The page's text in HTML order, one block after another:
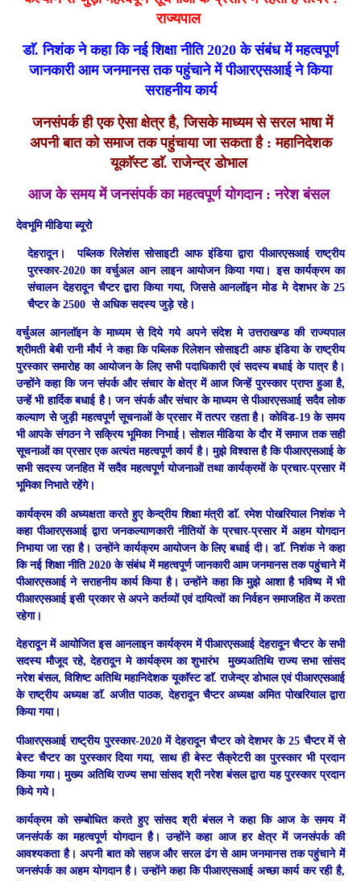
राज्यपाल
डाॅ. निशंक ने कहा कि नई शिक्षा नीति 2020 के संबंध में महत्वपूर्ण
जानकारी आम जनमानस तक पहुंचाने में पीआरएसआई ने किया
सराहनीय कार्य
जनसंपर्क ही एक ऐसा क्षेत्र है, जिसके माध्यम से सरल भाषा में
अपनी बात को समाज तक पहुंचाया जा सकता है : महानिदेशक
यूकाॅस्ट डाॅ. राजेन्द्र डोभाल
आज के समय में जनसंपर्क का महत्वपूर्ण योगदान : नरेश बंसल
देवभूमि मीडिया ब्यूरो
देहरादून।पब्लिक रिलेशंस सोसाइटी आफ इंडिया द्वारा पीआरएसआई राष्ट्रीय
पुरस्कार-2020 का वर्चुअल आन लाइन आयोजन किया गया। इस कार्यक्रम का
संचालन देहरादून चैप्टर द्वारा किया गया, जिससे आनलाॅइन मोड मे देशभर के 25
चैप्टर के 2500 से अधिक सदस्य जुड़े रहे।
वर्चुअल आनलाॅइन के माध्यम से दिये गये अपने संदेश मे उत्तराखण्ड की राज्यपाल
श्रीमती बेबी रानी मौर्य ने कहा कि पब्लिक रिलेशन सोसाइटी आफ इंडिया के राष्ट्रीय
पुरस्कार समारोह का आयोजन के लिए सभी पदाधिकारी एवं सदस्य बधाई के पात्र है।
उन्होंने कहा कि जन संपर्क और संचार के क्षेत्र में आज जिन्हें पुरस्कार प्राप्त हुआ है,
उन्हें भी हार्दिक बधाई है। जन संपर्क और संचार के माध्यम से पीआरएसआई सदैव लोक
कल्याण सेे जुड़ी महत्वपूर्ण सूचनाओं के प्रसार में तत्पर रहता है। कोविड-19 के समय
भी आपके संगठन ने सक्रिय भूमिका निभाई। सोशल मीडिया के दौर में समाज तक सही
सूचनाओं का प्रसार एक अत्यंत महत्वपूर्ण कार्य है। मुझे विश्वास है कि पीआरएसआई के
सभी सदस्य जनहित में सदैव महत्वपूर्ण योजनाओं तथा कार्यक्रमों के प्रचार-प्रसार में
भूमिका निभाते रहेंगे।
कार्यक्रम की अध्यक्षता करते हुए केन्द्रीय शिक्षा मंत्री डाॅ. रमेश पोखरियाल निशंक ने
कहा पीआरएसआई द्वारा जनकल्याणकारी नीतियों के प्रचार-प्रसार में अहम योगदान
निभाया जा रहा है। उन्होंने कार्यक्रम आयोजन के लिए बधाई दी। डाॅ. निशंक ने कहा
कि नई शिक्षा नीति 2020 के संबंध में महत्वपूर्ण जानकारी आम जनमानस तक पहुंचाने में
पीआरएसआई ने सराहनीय कार्य किया है। उन्होंने कहा कि मुझे आशा है भविष्य में भी
पीआरएसआई इसी प्रकार से अपने कर्तव्यों एवं दायित्वों का निर्वहन समाजहित में करता
रहेगा।
देहरादून में आयोजित इस आनलाइन कार्यक्रम में पीआरएसआई देहरादून चैप्टर के सभी
सदस्य मौजूद रहे, देहरादून मे कार्यक्रम का शुभारंभ मुख्यअतिथि राज्य सभा सांसद
नरेश बंसल, विशिष्ट अतिथि महानिदेशक यूकाॅस्ट डाॅ. राजेन्द्र डोभाल एवं पीआरएसआई
के राष्ट्रीय अध्यक्ष डाॅ. अजीत पाठक, देहरादून चैप्टर अध्यक्ष अमित पोखरियाल द्वारा
किया गया।
पीआरएसआई राष्ट्रीय पुरस्कार-2020 में देहरादून चैप्टर को देशभर के 25 चैप्टर में से
बेस्ट चैप्टर का पुरस्कार दिया गया, साथ ही बेस्ट सैक्रेटरी का पुरस्कार भी प्रदान
किया गया। मुख्य अतिथि राज्य सभा सांसद श्री नरेश बंसल द्वारा यह पुरस्कार प्रदान
किये गये।
कार्यक्रम को सम्बोधित करते हुए सांसद श्री बंसल ने कहा कि आज के समय में
जनसंपर्क का महत्वपूर्ण योगदान है। उन्होंने कहा आज हर क्षेत्र में जनसंपर्क की
आवश्यकता है। अपनी बात को सहज और सरल ढंग से आम जनमानस तक पहुंचाने में
जनसंपर्क का अहम योगदान है। उन्होंने कहा कि पीआरएसआई अच्छा कार्य कर रही है,